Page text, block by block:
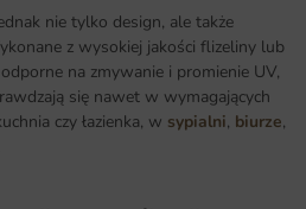
nie tylko design, ale także
z wysokiej jakości flizeliny lub
na zmywanie i promienie UV,
się nawet w wymagających
czy łazienka, w sypialni, biurze,